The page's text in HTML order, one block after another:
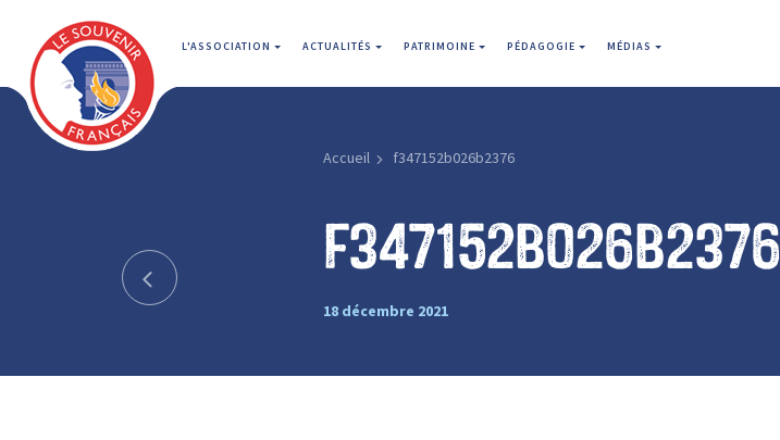
L'ASSOCIATION ACTUALITÉS PATRIMOINE PÉDAGOGIE MÉDIAS
Accueil f347152b026b2376
f347152b026b2376
18 décembre 2021